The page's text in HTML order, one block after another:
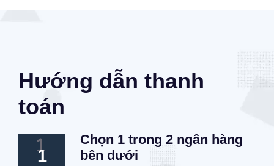
Hướng dẫn thanh
toán
1
Chọn 1 trong 2 ngân hàng
bên dưới